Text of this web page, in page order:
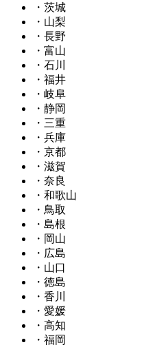
・茨城
・山梨
・長野
・富山
・石川
・福井
・岐阜
・静岡
・三重
・兵庫
・京都
・滋賀
・奈良
・和歌山
・鳥取
・島根
・岡山
・広島
・山口
・徳島
・香川
・愛媛
・高知
・福岡